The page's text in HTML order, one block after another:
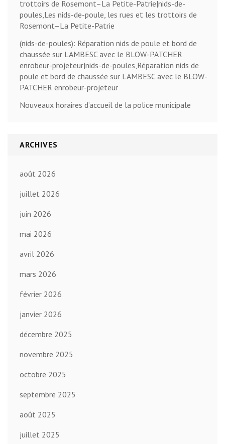
trottoirs de Rosemont–La Petite-Patrie|nids-de-
poules,Les nids-de-poule, les rues et les trottoirs de
Rosemont–La Petite-Patrie
(nids-de-poules): Réparation nids de poule et bord de
chaussée sur LAMBESC avec le BLOW-PATCHER
enrobeur-projeteur|nids-de-poules,Réparation nids de
poule et bord de chaussée sur LAMBESC avec le BLOW-
PATCHER enrobeur-projeteur
Nouveaux horaires d’accueil de la police municipale
ARCHIVES
août 2026
juillet 2026
juin 2026
mai 2026
avril 2026
mars 2026
février 2026
janvier 2026
décembre 2025
novembre 2025
octobre 2025
septembre 2025
août 2025
juillet 2025